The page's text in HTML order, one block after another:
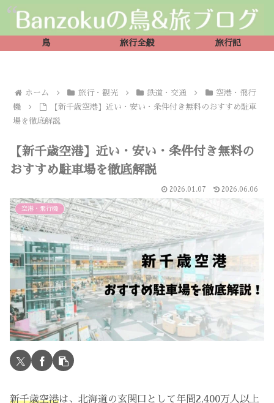
鳥 旅行全般 旅行記
ホーム 旅行・観光 鉄道・交通
空港・飛行
機
【新千歳空港】近い・安い・条件付き無料のおすすめ駐車
場を徹底解説
【新千歳空港】近い・安い・条件付き無料の
おすすめ駐車場を徹底解説
2026.01.07 2026.06.06
空港・飛行機
新千歳空港は、北海道の玄関口として年間2,400万人以上